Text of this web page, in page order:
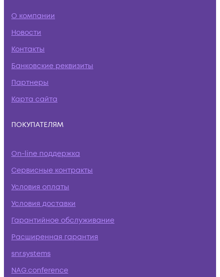
О компании
Новости
Контакты
Банковские реквизиты
Партнеры
Карта сайта
ПОКУПАТЕЛЯМ
On-line поддержка
Сервисные контракты
Условия оплаты
Условия доставки
Гарантийное обслуживание
Расширенная гарантия
snr.systems
NAG.conference